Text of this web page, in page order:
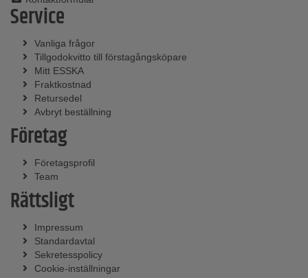
Service
Vanliga frågor
Tillgodokvitto till förstagångsköpare
Mitt ESSKA
Fraktkostnad
Retursedel
Avbryt beställning
Företag
Företagsprofil
Team
Rättsligt
Impressum
Standardavtal
Sekretesspolicy
Cookie-inställningar